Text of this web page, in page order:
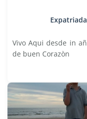
Vivo Aqui desde in
de buen Corazòn